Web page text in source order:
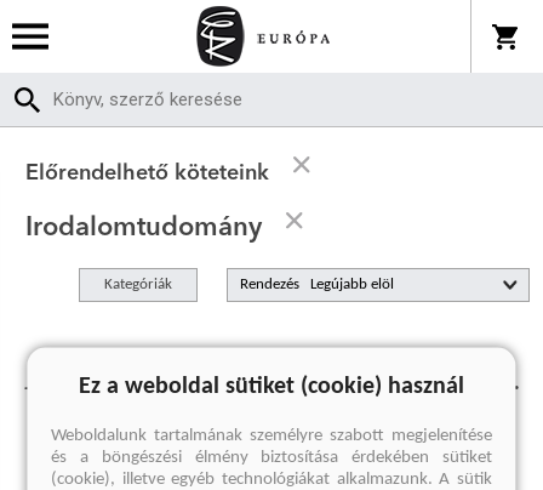
Előrendelhető köteteink
Irodalomtudomány
Kategóriák Rendezés
Jelenleg nincs előrendelhető termékünk.
Ez a weboldal sütiket (cookie) használ
Weboldalunk tartalmának személyre szabott megjelenítése
és a böngészési élmény biztosítása érdekében sütiket
(cookie), illetve egyéb technológiákat alkalmazunk. A sütik